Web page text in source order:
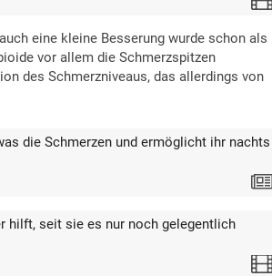
eine kleine Besserung wurde schon als
vor allem die Schmerzspitzen
des Schmerzniveaus, das allerdings von
die Schmerzen und ermöglicht ihr nachts
hilft, seit sie es nur noch gelegentlich